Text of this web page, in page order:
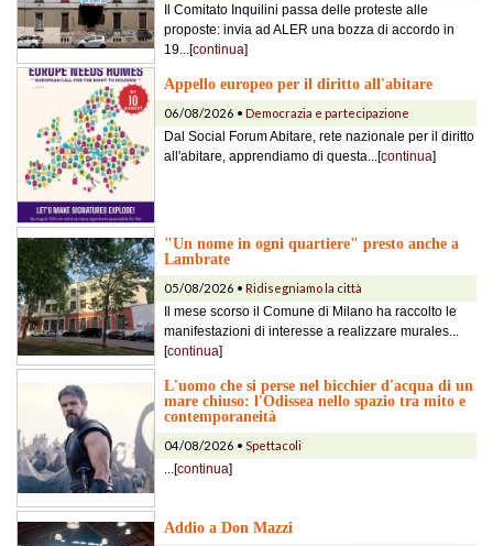
Il Comitato Inquilini passa delle proteste alle
proposte: invia ad ALER una bozza di accordo in
19...[continua]
Appello europeo per il diritto all'abitare
06/08/2026 • Democrazia e partecipazione
Dal Social Forum Abitare, rete nazionale per il diritto
all'abitare, apprendiamo di questa...[continua]
"Un nome in ogni quartiere" presto anche a
Lambrate
05/08/2026 • Ridisegniamo la città
Il mese scorso il Comune di Milano ha raccolto le
manifestazioni di interesse a realizzare murales...
[continua]
L'uomo che si perse nel bicchier d'acqua di un
mare chiuso: l'Odissea nello spazio tra mito e
contemporaneità
04/08/2026 • Spettacoli
...[continua]
Addio a Don Mazzi